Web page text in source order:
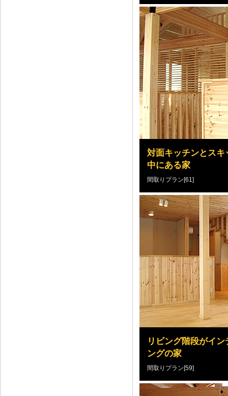
対面キッチンとス
中にある家
間取りプラン[61]
リビング階段がイ
ングの家
間取りプラン[59]